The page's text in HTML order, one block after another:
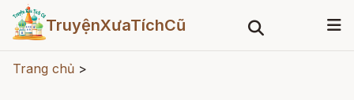
TruyệnXưaTíchCũ
Trang chủ >